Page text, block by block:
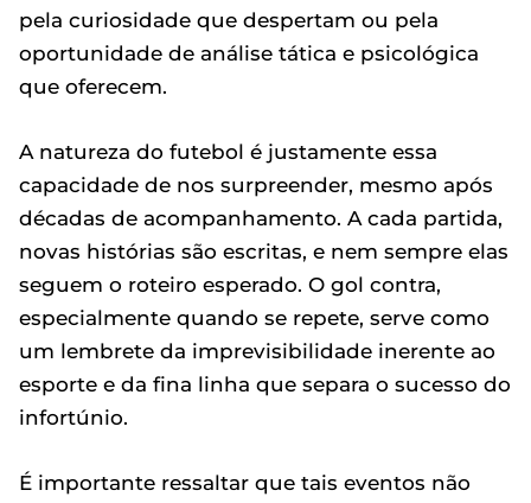
pela curiosidade que despertam ou pela
oportunidade de análise tática e psicológica
que oferecem.
A natureza do futebol é justamente essa
capacidade de nos surpreender, mesmo após
décadas de acompanhamento. A cada partida,
novas histórias são escritas, e nem sempre elas
seguem o roteiro esperado. O gol contra,
especialmente quando se repete, serve como
um lembrete da imprevisibilidade inerente ao
esporte e da fina linha que separa o sucesso do
infortúnio.
É importante ressaltar que tais eventos não